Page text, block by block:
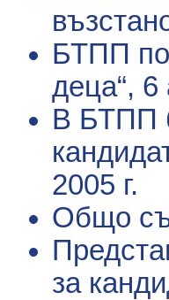
БТПП
деца“, 6
В БТПП
2005 г.
Общо
за